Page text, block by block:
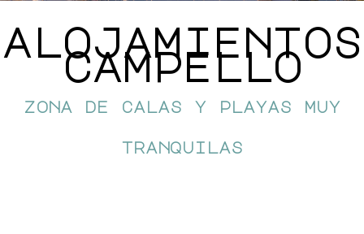
alojamientos
campello
zona de calas y playas muy
tranquilas